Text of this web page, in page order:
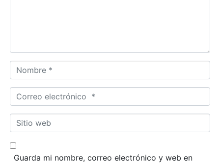
i
o
o
m
r
o
r
o
i
t
Guarda mi nombre, correo electrónico y web en